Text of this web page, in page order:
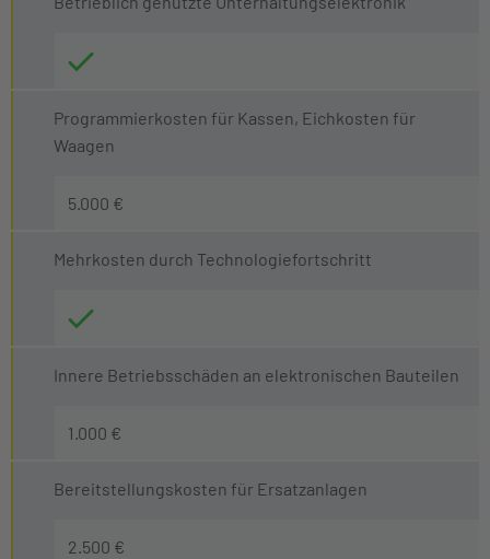
Programmierkosten für Kassen, Eichkosten für
Waagen
5.000 €
Mehrkosten durch Technologiefortschritt
Innere Betriebsschäden an elektronischen Bauteilen
1.000 €
Bereitstellungskosten für Ersatzanlagen
2.500 €